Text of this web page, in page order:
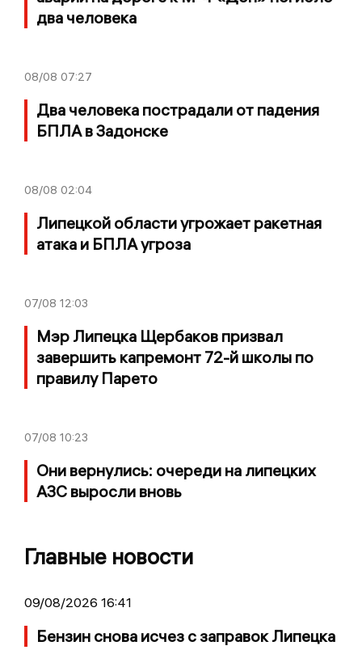
два человека
08/08 07:27
Два человека пострадали от падения
БПЛА в Задонске
08/08 02:04
Липецкой области угрожает ракетная
атака и БПЛА угроза
07/08 12:03
Мэр Липецка Щербаков призвал
завершить капремонт 72-й школы по
правилу Парето
07/08 10:23
Они вернулись: очереди на липецких
АЗС выросли вновь
Главные новости
09/08/2026 16:41
Бензин снова исчез с заправок Липецка